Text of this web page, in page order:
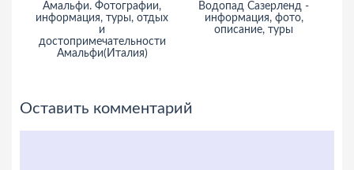
Амальфи. Фотографии,
информация, туры, отдых
и
достопримечательности
Амальфи(Италия)
Водопад Сазерленд -
информация, фото,
описание, туры
Оставить комментарий